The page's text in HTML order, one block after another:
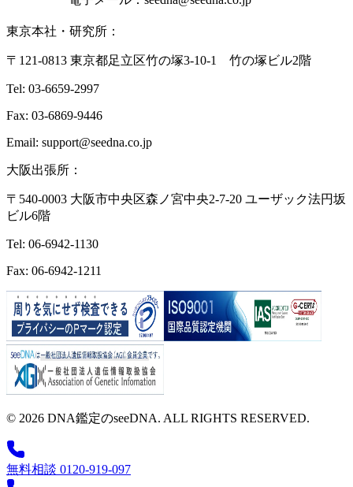
東京本社・研究所：
〒121-0813 東京都足立区竹の塚3-10-1 竹の塚ビル2階
Tel: 03-6659-2997
Fax: 03-6869-9446
Email: support@seedna.co.jp
大阪出張所：
〒540-0003 大阪市中央区森ノ宮中央2-7-20 ユーザック法円坂
ビル6階
Tel: 06-6942-1130
Fax: 06-6942-1211
© 2026 DNA鑑定のseeDNA. ALL RIGHTS RESERVED.
無料相談 0120-919-097